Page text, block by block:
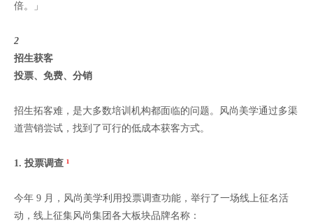
倍。」
2
招生获客
投票、免费、分销
招生拓客难，是大多数培训机构都面临的问题。风尚美学通过多渠
道营销尝试，找到了可行的低成本获客方式。
1. 投票调查 ¹
今年 9 月，风尚美学利用投票调查功能，举行了一场线上征名活
动，线上征集风尚集团各大板块品牌名称：